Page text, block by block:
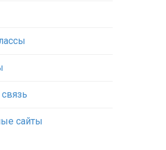
сайты